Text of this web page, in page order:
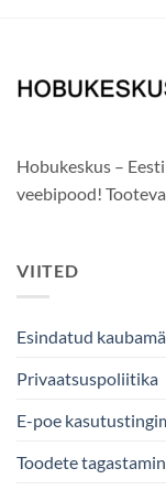
Hobukeskus –
veebipood!
VIITED
Esindatud
Privaatsuspoliitika
E-poe
Toodete